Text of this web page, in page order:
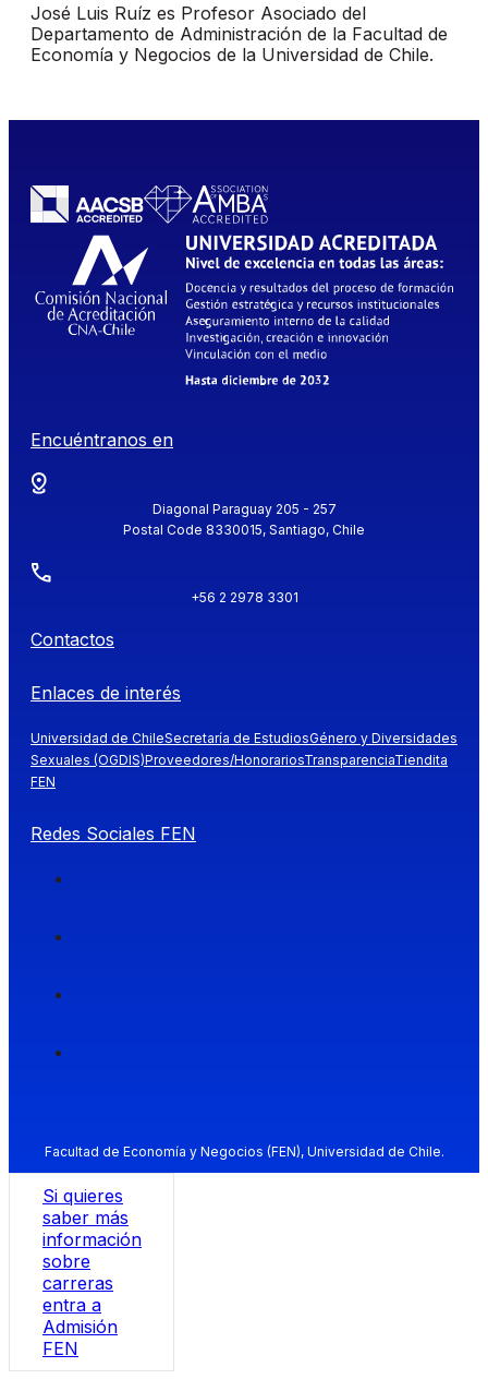
José Luis Ruíz es Profesor Asociado del
Departamento de Administración de la Facultad de
Economía y Negocios de la Universidad de Chile.
Encuéntranos en
Diagonal Paraguay 205 - 257
Postal Code 8330015, Santiago, Chile
+56 2 2978 3301
Contactos
Enlaces de interés
Universidad de ChileSecretaría de EstudiosGénero y Diversidades
Sexuales (OGDIS)Proveedores/HonorariosTransparenciaTiendita
FEN
Redes Sociales FEN
Facultad de Economía y Negocios (FEN), Universidad de Chile.
Si quieres
saber más
información
sobre
carreras
entra a
Admisión
FEN